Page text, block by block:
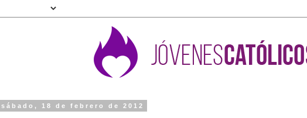
sábado, 18 de febrero de 2012